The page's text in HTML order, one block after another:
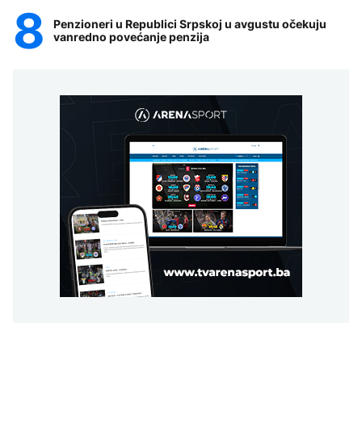
Penzioneri u Republici Srpskoj u avgustu očekuju
vanredno povećanje penzija